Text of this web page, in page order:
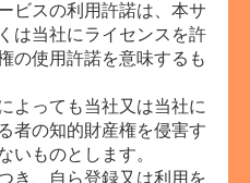
ビスの利用許諾は、本サ
は当社にライセンスを許
の使用許諾を意味するも
よっても当社又は当社に
者の知的財産権を侵害す
いものとします。
き、自ら登録又は利用を